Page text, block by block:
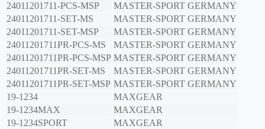
24011201711-PCS-MSP
MASTER-SPORT GERMANY
24011201711-SET-MS
MASTER-SPORT GERMANY
24011201711-SET-MSP
MASTER-SPORT GERMANY
24011201711PR-PCS-MS
MASTER-SPORT GERMANY
24011201711PR-PCS-MSP MASTER-SPORT GERMANY
24011201711PR-SET-MS
MASTER-SPORT GERMANY
24011201711PR-SET-MSP MASTER-SPORT GERMANY
19-1234
MAXGEAR
19-1234MAX
MAXGEAR
19-1234SPORT
MAXGEAR